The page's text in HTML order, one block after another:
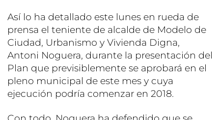
Así lo ha detallado este lunes en rueda de
prensa el teniente de alcalde de Modelo de
Ciudad, Urbanismo y Vivienda Digna,
Antoni Noguera, durante la presentación del
Plan que previsiblemente se aprobará en el
pleno municipal de este mes y cuya
ejecución podría comenzar en 2018.